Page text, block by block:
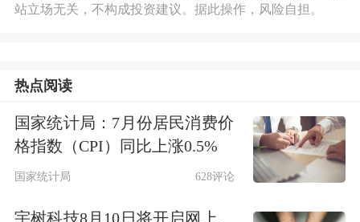
站立场无关，不构成投资建议。据此操作，风险自担。
热点阅读
国家统计局：7月份居民消费价
格指数（CPI）同比上涨0.5%
国家统计局 628评论
宇树科技8月10日将开启网上、